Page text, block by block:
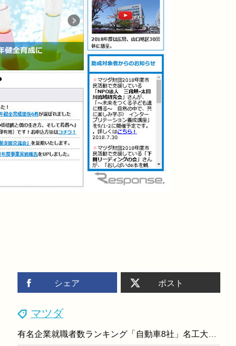
シェア ポスト
マツダ
有名企業就職者数ランキング「自動車8社」名工大・同志社大が4位